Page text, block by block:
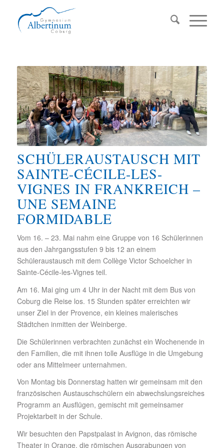
SCHÜLERAUSTAUSCH MIT
SAINTE-CÉCILE-LES-
VIGNES IN FRANKREICH –
UNE SEMAINE
FORMIDABLE
Vom 16. – 23. Mai nahm eine Gruppe von 16 Schülerinnen
aus den Jahrgangsstufen 9 bis 12 an einem
Schüleraustausch mit dem Collège Victor Schoelcher in
Sainte-Cécile-les-Vignes teil.
Am 16. Mai ging um 4 Uhr in der Nacht mit dem Bus von
Coburg die Reise los. 15 Stunden später erreichten wir
unser Ziel in der Provence, ein kleines malerisches
Städtchen inmitten der Weinberge.
Die Schülerinnen verbrachten zunächst ein Wochenende in
den Familien, die mit ihnen tolle Ausflüge in die Umgebung
oder ans Mittelmeer unternahmen.
Von Montag bis Donnerstag hatten wir gemeinsam mit den
französischen Austauschschülern ein abwechslungsreiches
Programm an Ausflügen, gemischt mit gemeinsamer
Projektarbeit in der Schule.
Wir besuchten den Papstpalast in Avignon, das römische
Theater in Orange, die römischen Ausgrabungen von